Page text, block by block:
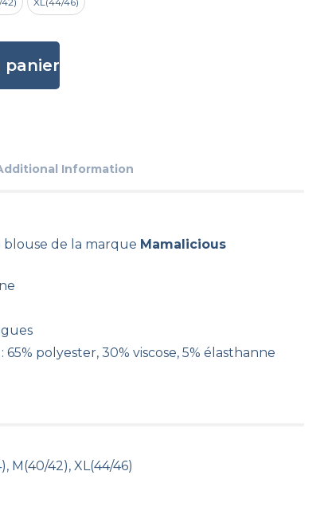
panier
Information
de la marque Mamalicious
65% polyester, 30% viscose, 5% élasthanne
M(40/42), XL(44/46)